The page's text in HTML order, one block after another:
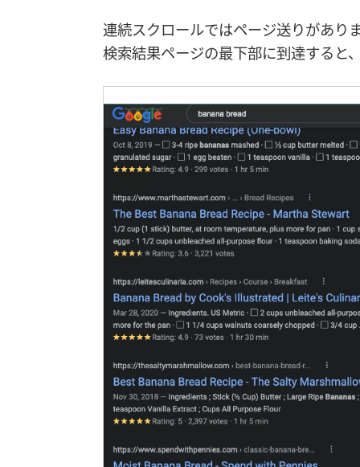
連続スクロールではページ送りがあり
検索結果ページの最下部に到達すると